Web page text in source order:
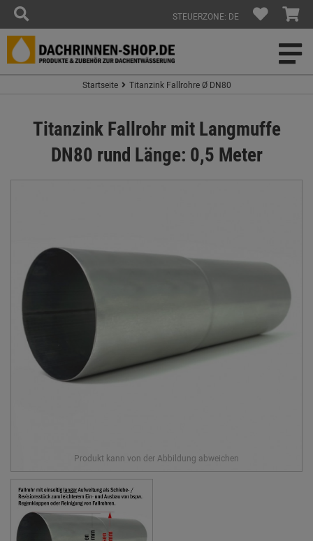
STEUERZONE: DE
Startseite Titanzink Fallrohre Ø DN80
Titanzink Fallrohr mit Langmuffe
DN80 rund Länge: 0,5 Meter